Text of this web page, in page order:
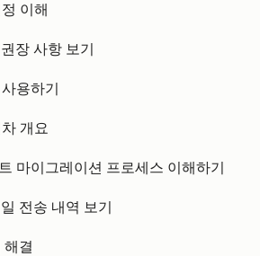
이해
장 사항 보기
용하기
개요
마이그레이션 프로세스 이해하기
전송 내역 보기
해결